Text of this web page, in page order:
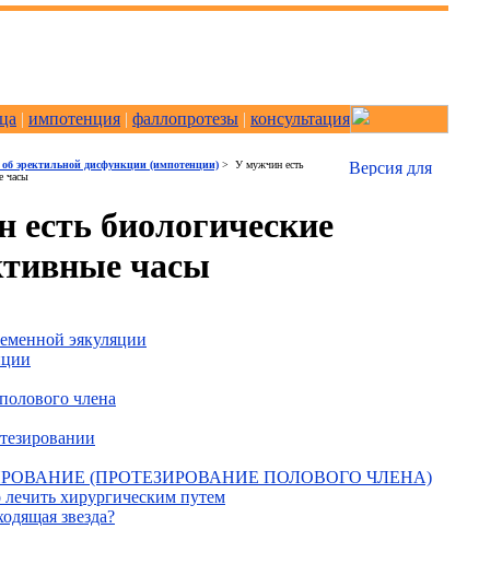
| импотенция | фаллопротезы | консультация
об эректильной дисфункции (импотенции) > У мужчин есть
часы
биологические
часы
эякуляции
члена
(ПРОТЕЗИРОВАНИЕ ПОЛОВОГО ЧЛЕНА)
хирургическим путем
звезда?